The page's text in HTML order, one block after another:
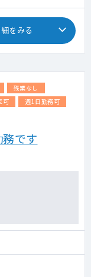
をみる
残業なし
可
週1日勤務可
です